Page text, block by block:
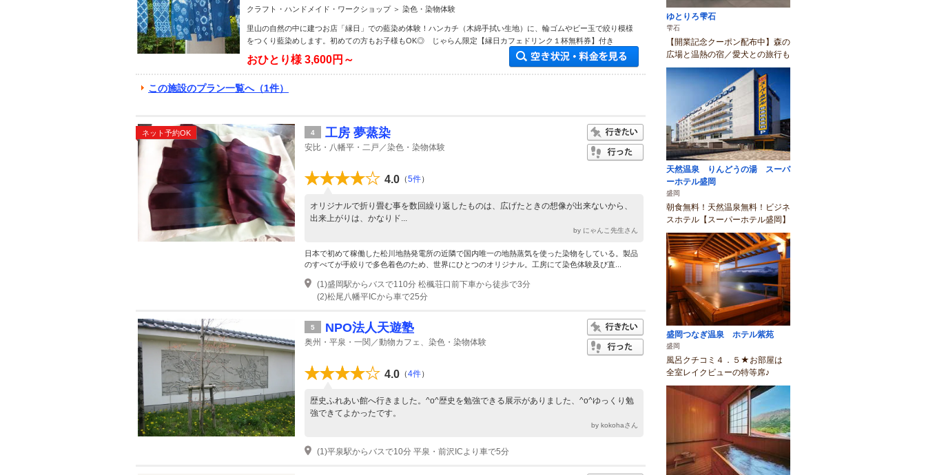
クラフト・ハンドメイド・ワークショップ ＞ 染色・染物体験
里山の自然の中に建つお店「縁日」での藍染め体験！ハンカチ（木綿手拭い生地）に、輪ゴムやビー玉で絞り模様
をつくり藍染めします。初めての方もお子様もOK◎ じゃらん限定【縁日カフェドリンク１杯無料券】付き
おひとり様 3,600円～
空き状況・料金を見る
この施設のプラン一覧へ（1件）
ネット予約OK 4 工房 夢蒸染
安比・八幡平・二戸／染色・染物体験
4.0 （5件）
オリジナルで折り畳む事を数回繰り返したものは、広げたときの想像が出来ないから、
出来上がりは、かなりド...
by にゃんこ先生さん
日本で初めて稼働した松川地熱発電所の近隣で国内唯一の地熱蒸気を使った染物をしている。製品
のすべてが手絞りで多色着色のため、世界にひとつのオリジナル。工房にて染色体験及び直...
(1)盛岡駅からバスで110分 松楓荘口前下車から徒歩で3分
(2)松尾八幡平ICから車で25分
5 NPO法人天遊塾
奥州・平泉・一関／動物カフェ、染色・染物体験
4.0 （4件）
歴史ふれあい館へ行きました。^o^歴史を勉強できる展示がありました、^o^ゆっくり勉
強できてよかったです。
by kokohaさん
(1)平泉駅からバスで10分 平泉・前沢ICより車で5分
ゆとりろ雫石
雫石
【開業記念クーポン配布中】森の
広場と温熱の宿／愛犬との旅行も
天然温泉 りんどうの湯 スーパ
ーホテル盛岡
盛岡
朝食無料！天然温泉無料！ビジネ
スホテル【スーパーホテル盛岡】
盛岡つなぎ温泉 ホテル紫苑
盛岡
風呂クチコミ４．５★お部屋は
全室レイクビューの特等席♪